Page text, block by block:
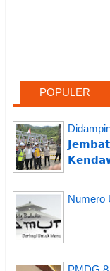
POPULER
Numero